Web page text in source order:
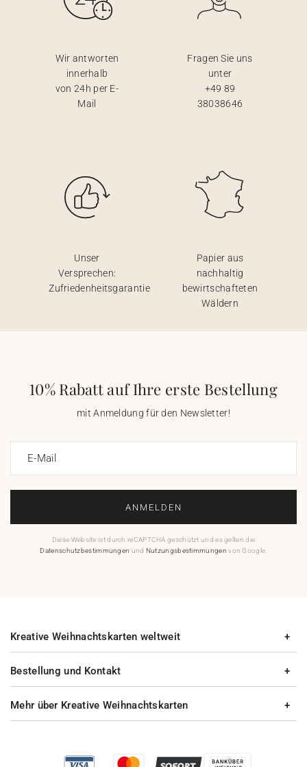
Wir antworten
innerhalb
von 24h per E-
Mail
Fragen Sie uns
unter
+49 89
38038646
Unser
Versprechen:
Zufriedenheitsgarantie
Papier aus
nachhaltig
bewirtschafteten
Wäldern
10% Rabatt auf Ihre erste Bestellung
mit Anmeldung für den Newsletter!
E-Mail
ANMELDEN
Diese Website ist durch reCAPTCHA geschützt und es gelten die
Datenschutzbestimmungen und Nutzungsbestimmungen von Google.
Bestellung und Kontakt
Mehr über Kreative Weihnachtskarten
Kreative Weihnachtskarten weltweit